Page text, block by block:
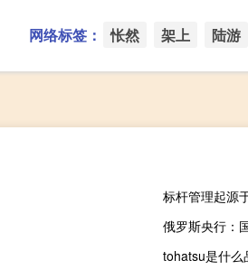
网络标签： 怅然 架上 陆游
标杆管理起源
tohatsu是什么